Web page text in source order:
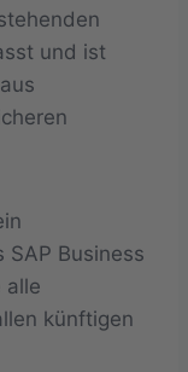
und ist
Business
alle
künftigen